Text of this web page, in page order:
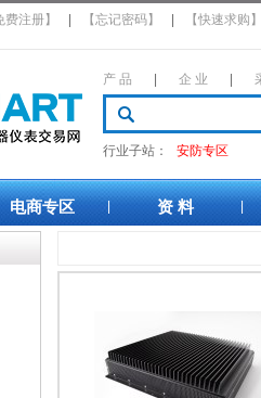
费注册】 【忘记密码】 【快速求购
产 品 企 业
行业子站： 安防专区
电商专区 资 料